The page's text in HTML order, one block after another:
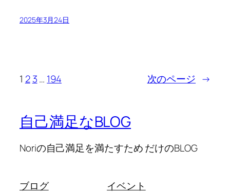
2025年3月24日
1 2 3… 194 次のページ →
自己満足なBLOG
Noriの自己満足を満たすため だけのBLOG
ブログ
イベント